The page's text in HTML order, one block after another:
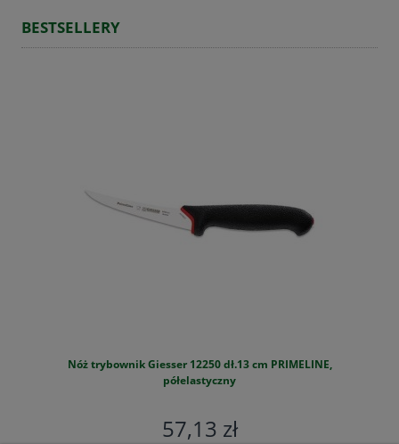
BESTSELLERY
Nóż trybownik Giesser 12250 dł.13 cm PRIMELINE,
półelastyczny
57,13 zł